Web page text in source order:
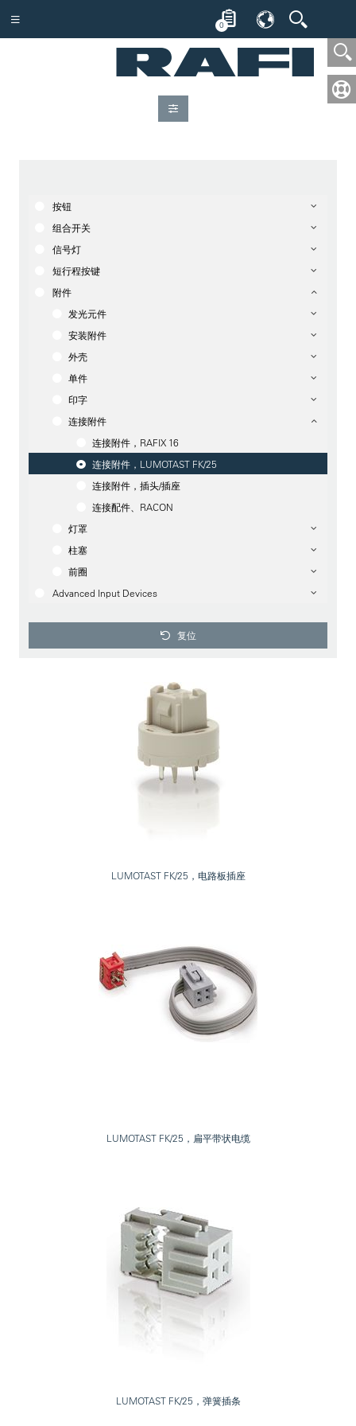
0
按钮
组合开关
信号灯
短行程按键
附件
发光元件
安装附件
外壳
单件
印字
连接附件
连接附件，RAFIX 16
连接附件，LUMOTAST FK/25
连接附件，插头/插座
连接配件、RACON
灯罩
柱塞
前圈
Advanced Input Devices
复位
LUMOTAST FK/25，电路板插座
LUMOTAST FK/25，扁平带状电缆
LUMOTAST FK/25，弹簧插条